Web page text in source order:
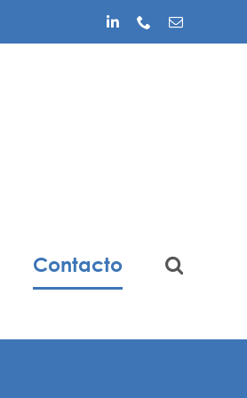
LinkedInPhoneCorreo
Contacto